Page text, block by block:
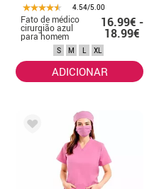
4.54/5.00
Fato de médico
cirurgião azul
para homem
16.99€ -
18.99€
S M L XL
ADICIONAR